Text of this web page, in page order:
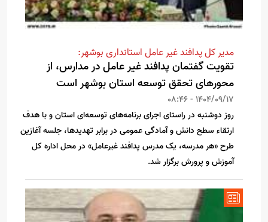
مدیر کل پدافند غیر عامل استانداری بوشهر:
تقویت گفتمان پدافند غیر عامل در مدارس، از
محورهای تحقق توسعه استان بوشهر است
1404/09/17 - 08:46
روز دوشنبه در راستای اجرای برنامه‌های توسعه‌ای استان و با هدف
ارتقاء سطح دانش و آمادگی عمومی در برابر تهدیدها، جلسه آغازین
طرح «هر مدرسه، یک مدرس پدافند غیرعامل» در محل اداره کل
آموزش و پرورش برگزار شد.